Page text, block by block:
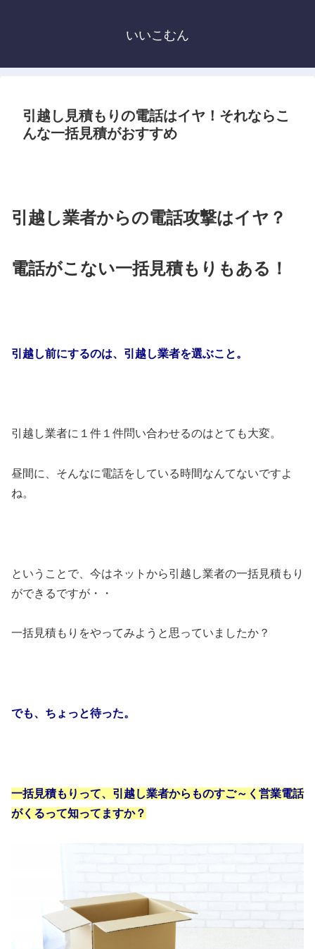
いいこむん
引越し見積もりの電話はイヤ！それならこ
んな一括見積がおすすめ
引越し業者からの電話攻撃はイヤ？
電話がこない一括見積もりもある！
引越し前にするのは、引越し業者を選ぶこと。
引越し業者に１件１件問い合わせるのはとても大変。
昼間に、そんなに電話をしている時間なんてないですよ
ね。
ということで、今はネットから引越し業者の一括見積もり
ができるですが・・
一括見積もりをやってみようと思っていましたか？
でも、ちょっと待った。
一括見積もりって、引越し業者からものすご～く営業電話
がくるって知ってますか？